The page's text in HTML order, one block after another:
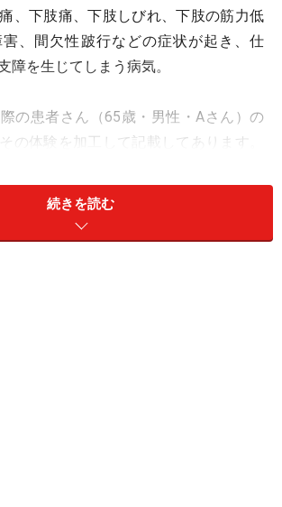
、下肢痛、下肢しびれ、下肢の筋力低
、間欠性跛行などの症状が起き、仕
障を生じてしまう病気。
の患者さん（65歳・男性・Aさん）の
の体験を加工して記載してあります。
て下さい。
続きを読む